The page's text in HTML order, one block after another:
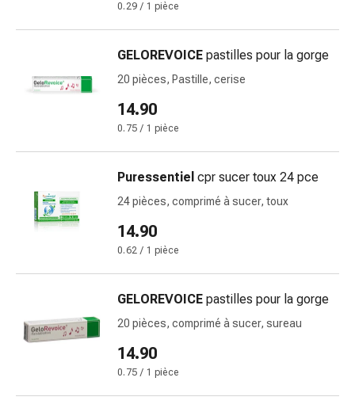
plaies
et
adhésifs
Pommade
Tampons
médicaux
yeux
Troubles
oreilles
Gouttes
yeux
0.29 / 1 pièce
GELOREVOICE pastilles pour la gorge
20 pièces, Pastille, cerise
14.90
0.75 / 1 pièce
Puressentiel cpr sucer toux 24 pce
24 pièces, comprimé à sucer, toux
14.90
0.62 / 1 pièce
GELOREVOICE pastilles pour la gorge
20 pièces, comprimé à sucer, sureau
14.90
0.75 / 1 pièce